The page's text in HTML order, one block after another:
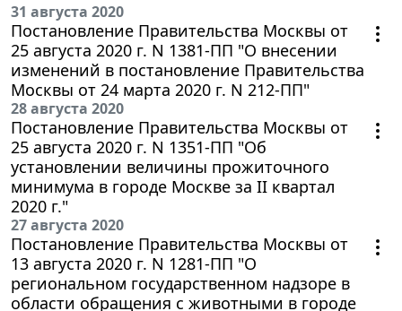
31 августа 2020
Постановление Правительства Москвы от
25 августа 2020 г. N 1381-ПП "О внесении
изменений в постановление Правительства
Москвы от 24 марта 2020 г. N 212-ПП"
28 августа 2020
Постановление Правительства Москвы от
25 августа 2020 г. N 1351-ПП "Об
установлении величины прожиточного
минимума в городе Москве за II квартал
2020 г."
27 августа 2020
Постановление Правительства Москвы от
13 августа 2020 г. N 1281-ПП "О
региональном государственном надзоре в
области обращения с животными в городе